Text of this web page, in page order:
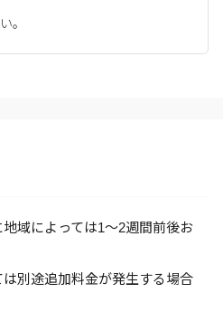
。
域によっては1～2週間前後お
別途追加料金が発生する場合